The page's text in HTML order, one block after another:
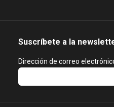
Suscríbete a la
Dirección de correo